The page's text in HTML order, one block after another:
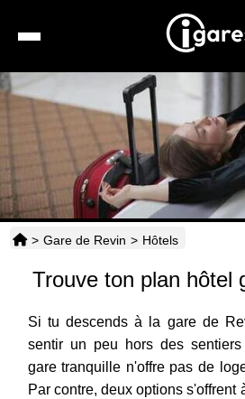
Hôtels
Taxis
> Gare de Revin > Hôtels
Trouve ton plan hôtel
Si tu descends à la gare de
sentir un peu hors des
gare tranquille n'offre pas de
Par contre, deux options s'offrent